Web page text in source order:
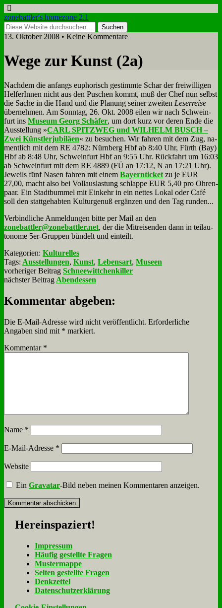
zonebattler's homezone 2.1
13. Oktober 2008 • Keine Kommentare
We­ge zur Kunst (2a)
Nach­dem die an­fangs eu­pho­risch ge­stimm­te Schar der frei­wil­li­gen
Hel­fe­rIn­nen nicht aus den Pu­schen kommt, muß der Chef nun selbst
die Sa­che in die Hand und die Pla­nung sei­ner zwei­ten Le­ser­rei­se
über­neh­men. Am Sonn­tag, 26. Okt. 2008 ei­len wir nach Schwein­
furt ins Mu­se­um Ge­org Schä­fer, um dort kurz vor de­ren En­de die
Aus­stel­lung »CARL SPITZWEG und WILHELM BUSCH –
Zwei Künst­ler­ju­bi­lä­en« zu be­su­chen. Wir fah­ren mit dem Zug, na­
ment­lich mit dem RE 4782: Nürn­berg Hbf ab 8:40 Uhr, Fürth (Bay)
Hbf ab 8:48 Uhr, Schwein­furt Hbf an 9:55 Uhr. Rück­fahrt um 16:03
ab Schwein­furt mit dem RE 4889 (FÜ an 17:12, N an 17:21 Uhr).
Je­weils fünf Na­sen fah­ren mit ei­nem Bay­ern­ticket zu je EUR
27,00, macht al­so bei Voll­aus­la­stung schlap­pe EUR 5,40 pro Oh­ren­
paar. Ein Stadt­bum­mel mit Ein­kehr in ein net­tes Lo­kal oder Ca­fé
soll den statt­ge­hab­ten Kul­tur­ge­nuß er­gän­zen und den Tag run­den...
Ver­bind­li­che An­mel­dun­gen bit­te per Mail an den
zonebattler@zonebattler.net, der die Mit­rei­sen­den dann in teil­au­
to­no­me 5er-Grup­pen bün­delt und ein­teilt.
Kategorien: Kulturelles
Tags: Ausstellungen, Kunst, Lebensart, Museen
vorheriger Beitrag Schneewittchenkiller
nächster Beitrag Abendessen
Kommentar abgeben:
Die E-Mail-Adresse wird nicht veröffentlicht. Erforderliche
Angaben sind mit * markiert.
Kommentar *
Name *
E-Mail-Adresse *
Website
EinGravatar-Bild neben meinen Kommentaren anzeigen.
Her­ein­spa­ziert!
Im­pres­sum
Häu­fig ge­stell­te Fra­gen
Mu­ster­map­pe
Sel­ten ge­stell­te Fra­gen
Denk­zet­tel
Da­ten­schutz­er­klä­rung